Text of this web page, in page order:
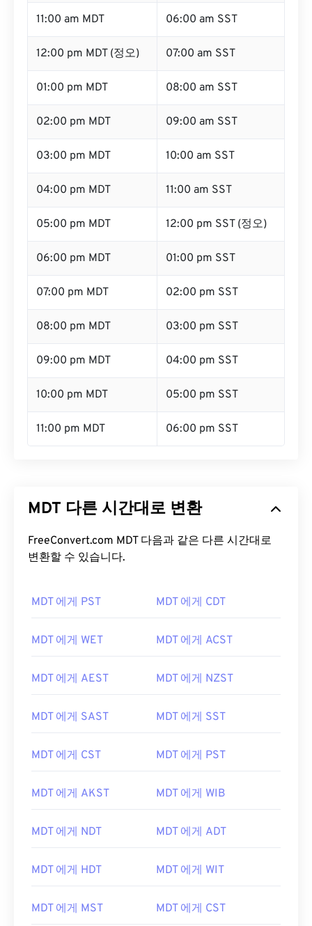
11:00 am MDT 06:00 am SST
12:00 pm MDT (정오) 07:00 am SST
01:00 pm MDT 08:00 am SST
02:00 pm MDT 09:00 am SST
03:00 pm MDT 10:00 am SST
04:00 pm MDT 11:00 am SST
05:00 pm MDT 12:00 pm SST (정오)
06:00 pm MDT 01:00 pm SST
07:00 pm MDT 02:00 pm SST
08:00 pm MDT 03:00 pm SST
09:00 pm MDT 04:00 pm SST
10:00 pm MDT 05:00 pm SST
11:00 pm MDT 06:00 pm SST
MDT 다른 시간대로 변환
FreeConvert.com MDT 다음과 같은 다른 시간대로
변환할 수 있습니다.
MDT 에게 PST MDT 에게 CDT
MDT 에게 WET MDT 에게 ACST
MDT 에게 AEST MDT 에게 NZST
MDT 에게 SAST MDT 에게 SST
MDT 에게 CST MDT 에게 PST
MDT 에게 AKST MDT 에게 WIB
MDT 에게 NDT MDT 에게 ADT
MDT 에게 HDT MDT 에게 WIT
MDT 에게 MST MDT 에게 CST